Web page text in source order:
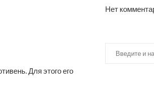
Для этого его
Нет